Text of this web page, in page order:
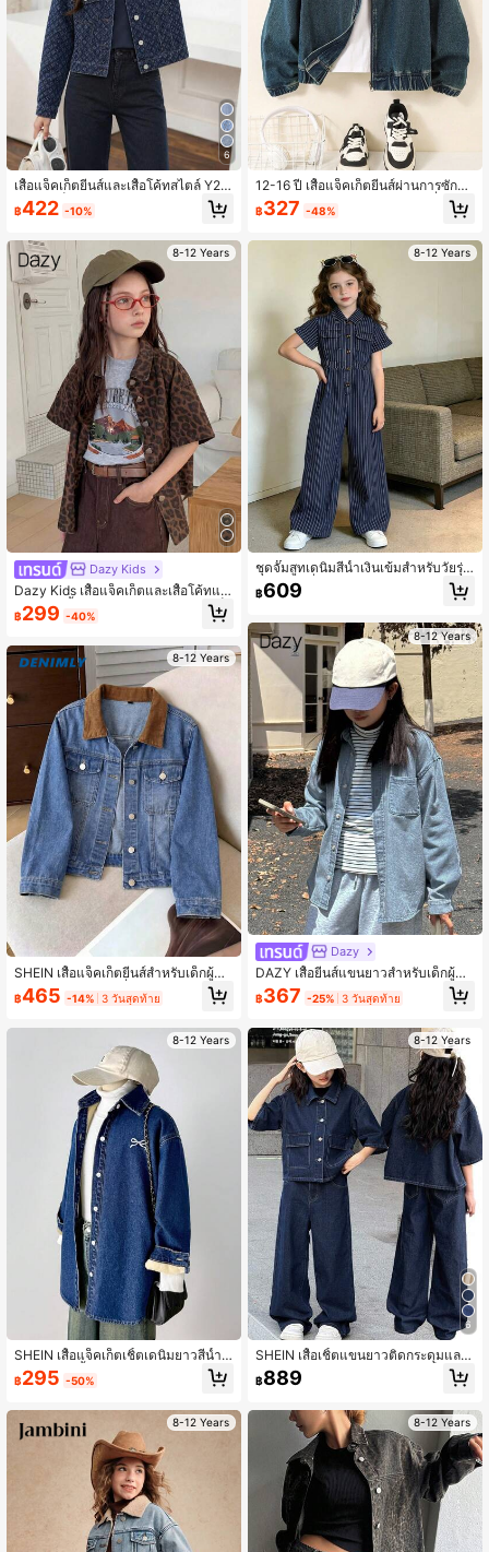
6
เสื้อแจ็คเก็ตยีนส์และเสื้อโค้ทสไตล์ Y2K
สำหรับเด็กหญิงวัยรุ่น, ฤดูใบไม้ผลิ/ฤดูร้
อน/ฤดูใบไม้ร่วง/ฤดูหนาว, เสื้อแจ็คเก็ต
แจ็คเก็ตยีนส์และเสื้อโค้ททรงเข้ารูป, ผ้า
ที่สบายและนุ่ม, แฟชั่นประจำวันสวมใส่
ได้หลากหลาย, โรงเรียนและการเดินทา
ง
฿422 -10%
8-12 Years
Dazy Kids
Dazy Kids เสื้อแจ็คเก็ตและเสื้อโค้ทแข
นยาวปกเสื้อยีนส์ลายเสือดาวสำหรับเด็ก
ผู้หญิงวัยรุ่น ฤดูใบไม้ร่วง
฿299 -40%
8-12 Years
SHEIN เสื้อแจ็คเก็ตยีนส์สำหรับเด็กผู้ห
ญิง, ผ้าฝ้ายนุ่ม, แฟชั่น, อเนกประสงค์, ท
รงหลวม, สบาย, มินิมอล, สไตล์คลาสสิก
กระเป๋าคาร์โก้ด้านหน้า, ทรงหลวม, เสื้อ
แจ็คเก็ตยีนส์สีน้ำเงินเข้มฟอกหิมะ, เหม
าะสำหรับใส่ประจำวันและวันหยุด
฿465 -14% 3 วันสุดท้าย
8-12 Years
SHEIN เสื้อแจ็คเก็ตเชิ้ตเดนิมยาวสีน้ำเงิ
นทรงหลวมพื้นฐานอบอุ่นปักลายโบว์บุผ้
ากันหนาว Y2k ยุค 90 สำหรับเด็กผู้หญิ
นชีวิตประจำวันและสตรีทแวร์ในฤดูใบไ
ม้ร่วง/ฤดูหนาว,สำหรับฮาโลวีนและคริส
ต์มาส,เสื้อแจ็คเก็ตฤดูหนาว,เสื้อแจ็คเก็
ตเดนิม,ฤดูหนาว
฿295 -50%
8-12 Years
12-16 ปี เสื้อแจ็คเก็ตยีนส์ผ่านการซักพร้
อมปลอกคอผ้าขนสัตว์ สไตล์แฟชั่นสตรี
ท ดีไซน์ขอบแขนและขอบกระโปรงยืดห
ดทั้งปี
฿327 -48%
8-12 Years
ชุดจั๊มสูทเดนิมสีน้ำเงินเข้มสำหรับวัยรุ่น
หญิง, แฟชั่นฤดูร้อนใหม่ ลายทาง พิมพ์
กระดุม ปกเสื้อ แขนสั้น ชุดจั๊มสูทลำลอง
฿609
8-12 Years
Dazy
DAZY เสื้อยีนส์แขนยาวสำหรับเด็กผู้ห
ญิง
฿367 -25% 3 วันสุดท้าย
8-12 Years
6
SHEIN เสื้อเชิ้ตแขนยาวติดกระดุมและ
กางเกงยีนส์ขายาวมีซิปสำหรับเด็กผู้หญิ
งวัยรุ่น
฿889
8-12 Years